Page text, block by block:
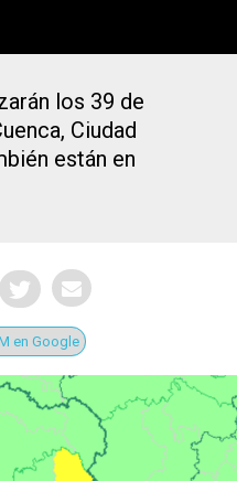
los 39 de
Ciudad
están en
en Google